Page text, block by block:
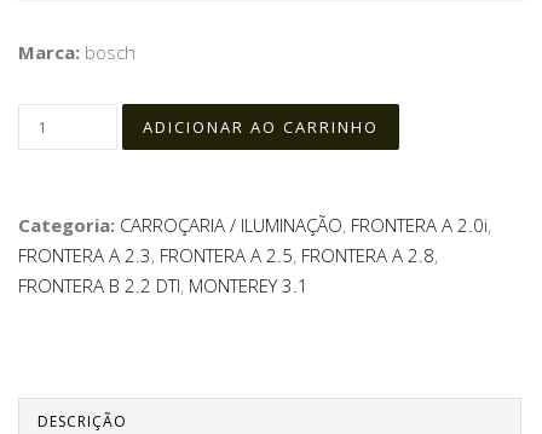
Marca: bosch
Categoria: CARROÇARIA / ILUMINAÇÃO, FRONTERA A 2.0i,
FRONTERA A 2.3, FRONTERA A 2.5, FRONTERA A 2.8,
FRONTERA B 2.2 DTI, MONTEREY 3.1
DESCRIÇÃO